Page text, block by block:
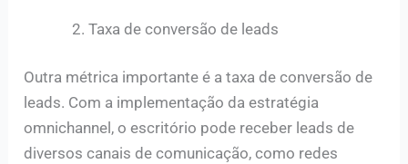
Taxa de conversão de leads
Outra métrica importante é a taxa de conversão de
leads. Com a implementação da estratégia
omnichannel, o escritório pode receber leads de
diversos canais de comunicação, como redes